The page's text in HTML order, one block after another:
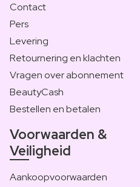
Contact
Pers
Levering
Retournering en klachten
Vragen over abonnement
BeautyCash
Bestellen en betalen
Voorwaarden &
Veiligheid
Aankoopvoorwaarden